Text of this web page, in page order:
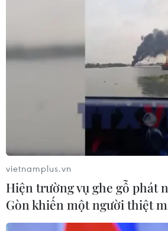
Bão Dolphin hướng vào miền
Trung Quốc, cảnh báo mưa lớn
diện rộng
Xem thêm
CƠ QUAN CHỦ QUẢN: THÔNG TẤN XÃ VIỆT NAM
Tổng Biên tập: TRẦN TIẾN DUẨN
vietnamplus.vn
Hiện trường vụ ghe gỗ phát
Gòn khiến một người thiệt